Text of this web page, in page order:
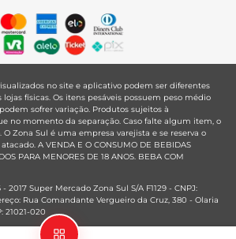
no site e aplicativo podem ser diferentes
físicas. Os itens pesáveis possuem peso médio
sofrer variação. Produtos sujeitos à
no momento da separação. Caso falte algum item, o
Zona Sul é uma empresa varejista e se reserva o
A VENDA E O CONSUMO DE BEBIDAS
PARA MENORES DE 18 ANOS. BEBA COM
2017 Super Mercado Zona Sul S/A F1129 - CNPJ:
Rua Comandante Vergueiro da Cruz, 380 - Olaria
21021-020
Mantido por